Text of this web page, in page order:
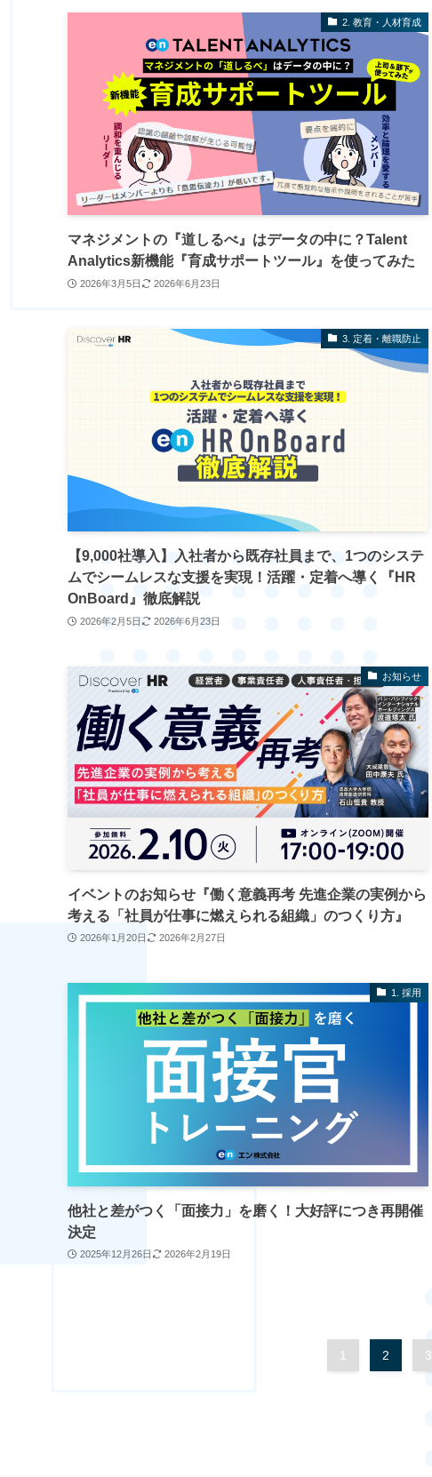
2. 教育・人材育成
マネジメントの『道しるべ』はデータの中に？Talent
Analytics新機能『育成サポートツール』を使ってみた
2026年3月5日 2026年6月23日
3. 定着・離職防止
【9,000社導入】入社者から既存社員まで、1つのシステ
ムでシームレスな支援を実現！活躍・定着へ導く『HR
OnBoard』徹底解説
2026年2月5日 2026年6月23日
お知らせ
イベントのお知らせ『働く意義再考 先進企業の実例から
考える「社員が仕事に燃えられる組織」のつくり方』
2026年1月20日 2026年2月27日
1. 採用
他社と差がつく「面接力」を磨く！大好評につき再開催
決定
2025年12月26日 2026年2月19日
1 2 3